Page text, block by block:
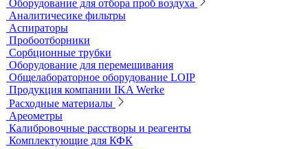
Индикаторные трубки
Полевые и мини-лаборатории
Сорбционные трубки
Тест-комплекты
Нагревательные устройства
Колбонагреватели
Нагревательные плиты
Песчаные бани
Оборудование для лабораторий пищевой промышленности и
ветеринарии